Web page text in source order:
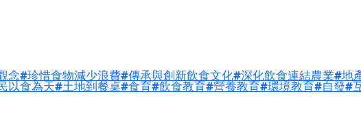
念 珍惜食物減少浪費 傳承與創新飲食文化 深化飲食連結農業 地
以食為天 土地到餐桌 食育 飲食教育 營養教育 環境教育 自發